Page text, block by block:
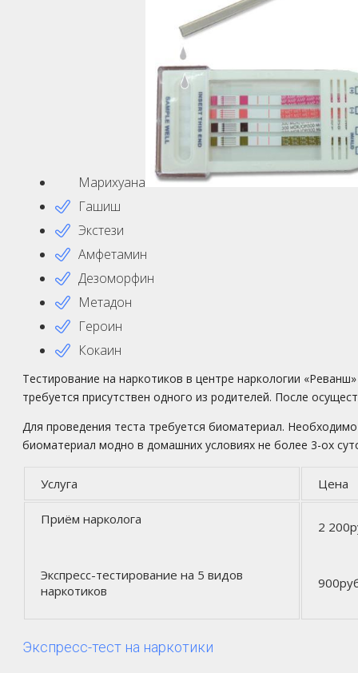
Марихуана
Гашиш
Экстези
Амфетамин
Дезоморфин
Метадон
Героин
Кокаин
Тестирование на наркотиков в центре наркологии
требуется присутствен одного из родителей. После
Для проведения теста требуется биоматериал.
биоматериал модно в домашних условиях не более 3-ох
Услуга Цена
Приём нарколога
Экспресс-тестирование на 5 видов
наркотиков
2
Экспресс-тест на наркотики